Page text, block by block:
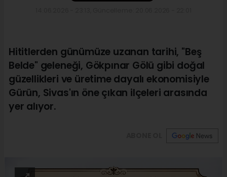
Hititlerden günümüze uzanan tarihi, "Beş
Belde" geleneği, Gökpınar Gölü gibi doğal
güzellikleri ve üretime dayalı ekonomisiyle
Gürün, Sivas'ın öne çıkan ilçeleri arasında
yer alıyor.